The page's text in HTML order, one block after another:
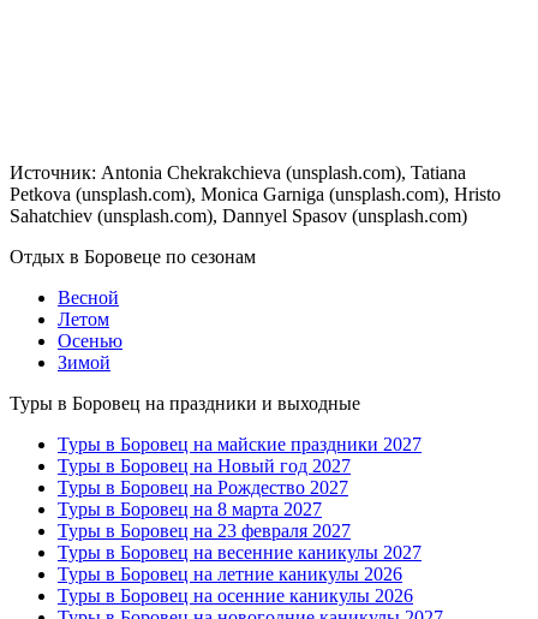
Источник: Antonia Chekrakchieva (unsplash.com), Tatiana
Petkova (unsplash.com), Monica Garniga (unsplash.com), Hristo
Sahatchiev (unsplash.com), Dannyel Spasov (unsplash.com)
Отдых в Боровеце по сезонам
Весной
Летом
Осенью
Зимой
Туры в Боровец на праздники и выходные
Туры в Боровец на майские праздники 2027
Туры в Боровец на Новый год 2027
Туры в Боровец на Рождество 2027
Туры в Боровец на 8 марта 2027
Туры в Боровец на 23 февраля 2027
Туры в Боровец на весенние каникулы 2027
Туры в Боровец на летние каникулы 2026
Туры в Боровец на осенние каникулы 2026